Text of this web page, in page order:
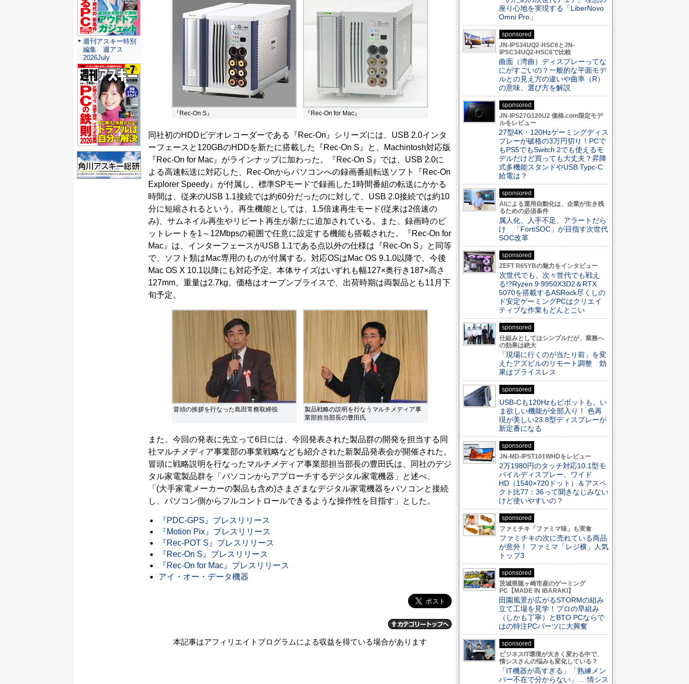
『Rec-On S』 『Rec-On for Mac』
同社初のHDDビデオレコーダーである『Rec-On』シリーズには、USB 2.0インタ
ーフェースと120GBのHDDを新たに搭載した『Rec-On S』と、Machintosh対応版
『Rec-On for Mac』がラインナップに加わった。『Rec-On S』では、USB 2.0に
よる高速転送に対応した、Rec-Onからパソコンへの録画番組転送ソフト『Rec-On
Explorer Speedy』が付属し、標準SPモードで録画した1時間番組の転送にかかる
時間は、従来のUSB 1.1接続では約60分だったのに対して、USB 2.0接続では約10
分に短縮されるという。再生機能としては、1.5倍速再生モード(従来は2倍速の
み)、サムネイル再生やリピート再生が新たに追加されている。また、録画時のビ
ットレートを1～12Mbpsの範囲で任意に設定する機能も搭載された。『Rec-On for
Mac』は、インターフェースがUSB 1.1である点以外の仕様は『Rec-On S』と同等
で、ソフト類はMac専用のものが付属する。対応OSはMac OS 9.1.0以降で、今後
Mac OS X 10.1以降にも対応予定。本体サイズはいずれも幅127×奥行き187×高さ
127mm、重量は2.7kg。価格はオープンプライスで、出荷時期は両製品とも11月下
旬予定。
冒頭の挨拶を行なった島田常務取締役
製品戦略の説明を行なうマルチメディア事
業部担当部長の豊田氏
また、今回の発表に先立って6日には、今回発表された製品群の開発を担当する同
社マルチメディア事業部の事業戦略なども紹介された新製品発表会が開催された。
冒頭に戦略説明を行なったマルチメディア事業部担当部長の豊田氏は、同社のデジ
タル家電製品群を「パソコンからアプローチするデジタル家電機器」と述べ、
「(大手家電メーカーの製品も含め)さまざまなデジタル家電機器をパソコンと接続
し、パソコン側からフルコントロールできるような操作性を目指す」とした。
『PDC-GPS』プレスリリース
『Motion Pix』プレスリリース
『Rec-POT S』プレスリリース
『Rec-On S』プレスリリース
『Rec-On for Mac』プレスリリース
アイ・オー・データ機器
本記事はアフィリエイトプログラムによる収益を得ている場合があります
週刊アスキー特別
編集 週アス
2026July
座り心地を実現する「LiberNovo
Omni Pro」
sponsored
JN-IPS34UQ2-HSC6とJN-
IPSC34UQ2-HSC6で比較
曲面（湾曲）ディスプレーってな
にがすごいの？一般的な平面モデ
ルとの見え方の違いや曲率（R）
の意味、選び方を解説
sponsored
JN-IPS27G120U2 価格.com限定モデ
ルをレビュー
27型4K・120Hzゲーミングディス
プレーが破格の3万円切り！PCで
もPS5でもSwitch 2でも使えるモ
デルだけど買っても大丈夫？昇降
式多機能スタンドやUSB Typc-C
給電は？
sponsored
AIによる運用自動化は、企業が生き残
るための必須条件
属人化、人手不足、アラートだら
け 「FortiSOC」が目指す次世代
SOC改革
sponsored
ZEFT R65YBの魅力をインタビュー
次世代でも、次々世代でも戦え
る!?Ryzen 9 9950X3D2＆RTX
5070を搭載するASRock尽くしの
ド安定ゲーミングPCはクリエイ
ティブな作業もどんとこい
sponsored
仕組みとしてはシンプルだが、業務へ
の効果は絶大
「現場に行くのが当たり前」を変
えたアズビルのリモート調整 効
果はプライスレス
sponsored
USB-Cも120Hzもピボットも。い
ま欲しい機能が全部入り！ 色再
現が美しい23.8型ディスプレーが
新定番になる
sponsored
JN-MD-IPST101WHDをレビュー
2万1980円のタッチ対応10.1型モ
バイルディスプレー、ワイド
HD（1540×720ドット）＆アスペ
クト比77：36って聞きなじみない
けど使いやすいの？
sponsored
ファミチキ「ファミマ味」も実食
ファミチキの次に売れている商品
が意外！ ファミマ「レジ横」人気
トップ3
sponsored
茨城県龍ヶ崎市産のゲーミング
PC【MADE IN IBARAKI】
田園風景が広がるSTORMの組み
立て工場を見学！プロの早組み
（しかも丁寧）とBTO PCならで
はの特注PCパーツに大興奮
sponsored
ビジネスIT環境が大きく変わる中で、
情シスさんの悩みも変化している？
「IT機器が高すぎる」「熟練メン
バー不在で分からない」… 情シス